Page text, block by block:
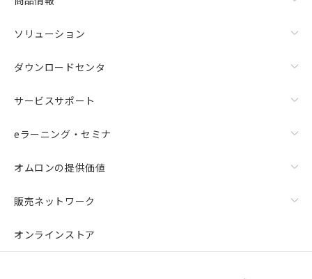
ソリューション
ダウンロードセンタ
サービスサポート
eラーニング・セミナ
オムロンの提供価値
販売ネットワーク
オンラインストア